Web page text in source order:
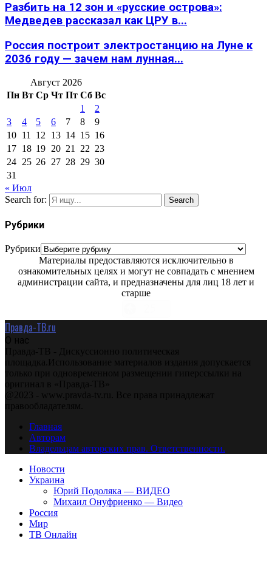
Разбить на 12 зон и «русские острова»:
Медведев рассказал как ЦРУ в...
Россия построит электростанцию на Луне к
2036 году — зачем нам лунная...
Август 2026
Пн Вт Ср Чт Пт Сб Вс
1
2
3
4 5 6 7 8
9
10 11 12 13 14 15 16
17 18 19 20 21 22 23
24 25 26 27 28 29 30
31
« Июл
Search for:
Search
Рубрики
Рубрики
Материалы предоставляются исключительно в
ознакомительных целях и могут не совпадать с мнением
администрации сайта, и предназначены для лиц 18 лет и
старше
Правда-ТВ.ru
О нас
Правда-ТВ - Дискуссионно политическая
площадка.Использование материалов издания допускается
только при одновременном размещении гиперссылки на
оригинал в «Правда-ТВ»
@2023 - www.pravda-tv.ru. Все права принадлежат
правообладателям.
Главная
Авторам
Владельцам авторских прав. Ответственности.
Новости
Украина
Юрий Подоляка — ВИДЕО
Михаил Онуфриенко — Видео
Россия
Мир
ТВ Онлайн